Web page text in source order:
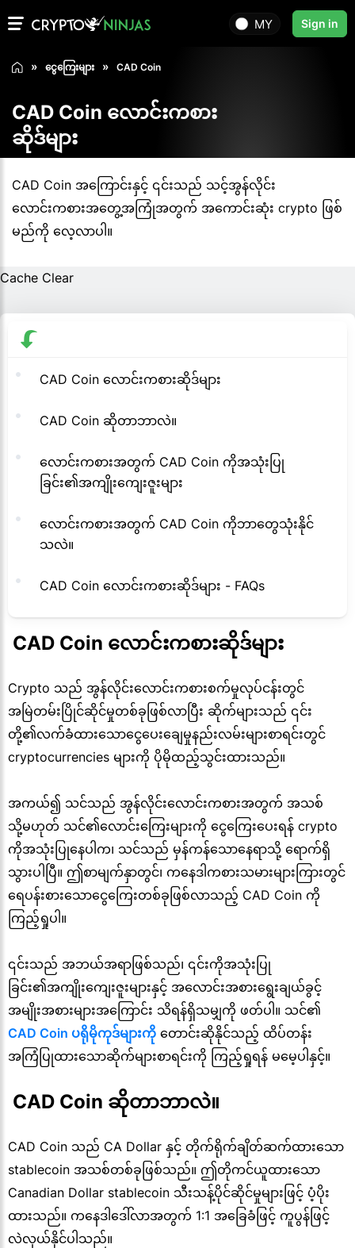
MY Sign in
ငွေကြေးများ CAD Coin
CAD Coin လောင်းကစား
ဆိုဒ်များ
CAD Coin အကြောင်းနှင့် ၎င်းသည် သင့်အွန်လိုင်း
လောင်းကစားအတွေ့အကြုံအတွက် အကောင်းဆုံး crypto ဖြစ်
မည်ကို လေ့လာပါ။
Cache Clear
CAD Coin လောင်းကစားဆိုဒ်များ
CAD Coin ဆိုတာဘာလဲ။
လောင်းကစားအတွက် CAD Coin ကိုအသုံးပြု
ခြင်း၏အကျိုးကျေးဇူးများ
လောင်းကစားအတွက် CAD Coin ကိုဘာတွေသုံးနိုင်
သလဲ။
CAD Coin လောင်းကစားဆိုဒ်များ - FAQs
CAD Coin လောင်းကစားဆိုဒ်များ
Crypto သည် အွန်လိုင်းလောင်းကစားစက်မှုလုပ်ငန်းတွင်
အမြဲတမ်းပြိုင်ဆိုင်မှုတစ်ခုဖြစ်လာပြီး ဆိုက်များသည် ၎င်း
တို့၏လက်ခံထားသောငွေပေးချေမှုနည်းလမ်းများစာရင်းတွင်
cryptocurrencies များကို ပိုမိုထည့်သွင်းထားသည်။
အကယ်၍ သင်သည် အွန်လိုင်းလောင်းကစားအတွက် အသစ်
သို့မဟုတ် သင်၏လောင်းကြေးများကို ငွေကြေးပေးရန် crypto
ကိုအသုံးပြုနေပါက၊ သင်သည် မှန်ကန်သောနေရာသို့ ရောက်ရှိ
သွားပါပြီ။ ဤစာမျက်နှာတွင်၊ ကနေဒါကစားသမားများကြားတွင်
ရေပန်းစားသောငွေကြေးတစ်ခုဖြစ်လာသည့် CAD Coin ကို
ကြည့်ရှုပါ။
၎င်းသည် အဘယ်အရာဖြစ်သည်၊ ၎င်းကိုအသုံးပြု
ခြင်း၏အကျိုးကျေးဇူးများနှင့် အလောင်းအစားရွေးချယ်ခွင့်
အမျိုးအစားများအကြောင်း သိရန်ရှိသမျှကို ဖတ်ပါ။ သင်၏
CAD Coin ပရိုမိုကုဒ်များကို တောင်းဆိုနိုင်သည့် ထိပ်တန်း
အကြံပြုထားသောဆိုက်များစာရင်းကို ကြည့်ရှုရန် မမေ့ပါနှင့်။
CAD Coin ဆိုတာဘာလဲ။
CAD Coin သည် CA Dollar နှင့် တိုက်ရိုက်ချိတ်ဆက်ထားသော
stablecoin အသစ်တစ်ခုဖြစ်သည်။ ဤတိုကင်ယူထားသော
Canadian Dollar stablecoin သီးသန့်ပိုင်ဆိုင်မှုများဖြင့် ပံ့ပိုး
ထားသည်။ ကနေဒါဒေါ်လာအတွက် 1:1 အခြေခံဖြင့် ကူပွန်ဖြင့်
လဲလှယ်နိုင်ပါသည်။